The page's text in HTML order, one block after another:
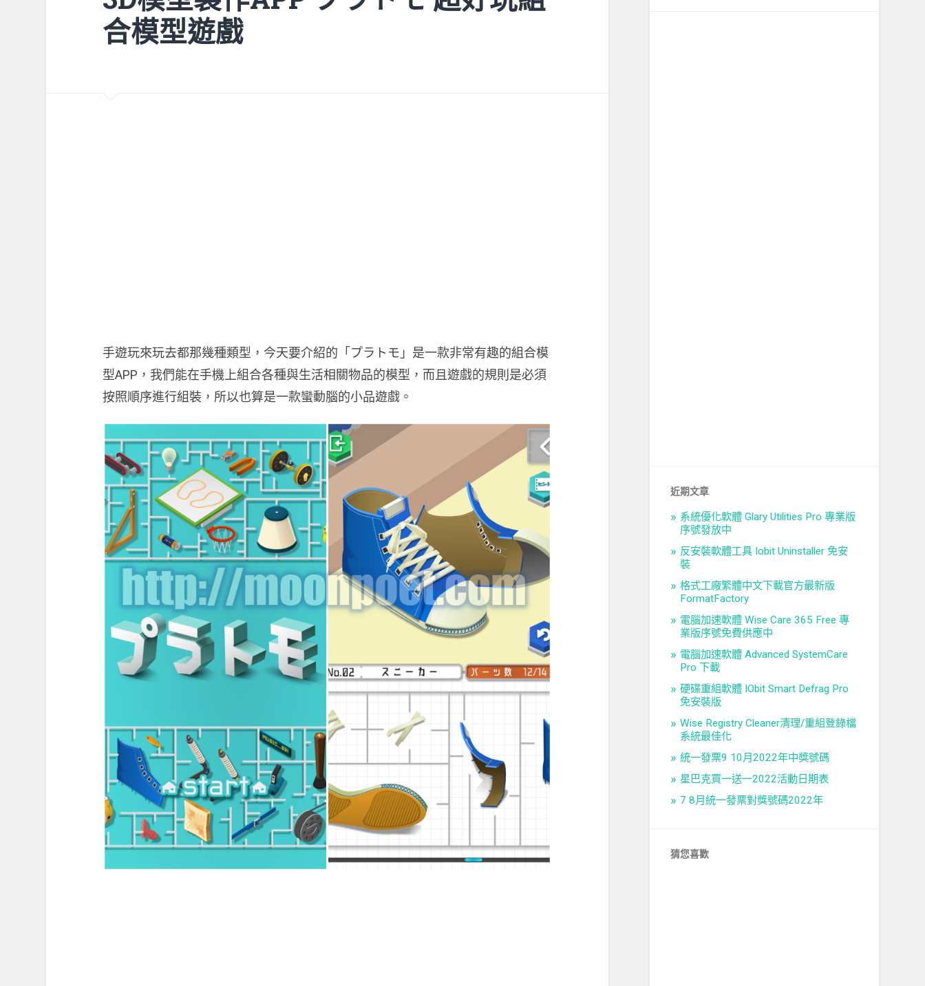
合模型遊戲
手遊玩來玩去都那幾種類型，今天要介紹的「プラトモ」是一款非常有趣的組合模
型APP，我們能在手機上組合各種與生活相關物品的模型，而且遊戲的規則是必須
按照順序進行組裝，所以也算是一款蠻動腦的小品遊戲。
近期文章
系統優化軟體 Glary Utilities Pro 專業版
序號發放中
反安裝軟體工具 Iobit Uninstaller 免安
裝
格式工廠繁體中文下載官方最新版
FormatFactory
電腦加速軟體 Wise Care 365 Free 專
業版序號免費供應中
電腦加速軟體 Advanced SystemCare
Pro 下載
硬碟重組軟體 IObit Smart Defrag Pro
免安裝版
Wise Registry Cleaner清理/重組登錄檔
系統最佳化
統一發票9 10月2022年中獎號碼
星巴克買一送一2022活動日期表
7 8月統一發票對獎號碼2022年
猜您喜歡